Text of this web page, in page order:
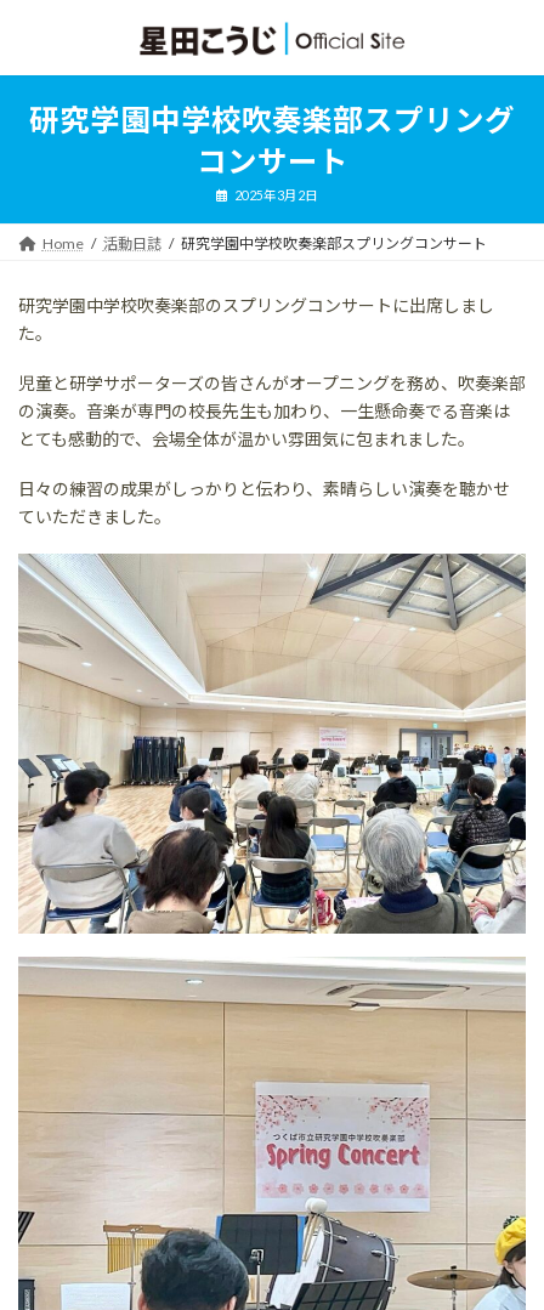
ン
ー
研究学園中学校吹奏楽部スプリング
コンサート
2025年3月2日
Home 活動日誌 研究学園中学校吹奏楽部スプリングコンサート
研究学園中学校吹奏楽部のスプリングコンサートに出席しまし
た。
児童と研学サポーターズの皆さんがオープニングを務め、吹奏楽部
の演奏。音楽が専門の校長先生も加わり、一生懸命奏でる音楽は
とても感動的で、会場全体が温かい雰囲気に包まれました。
日々の練習の成果がしっかりと伝わり、素晴らしい演奏を聴かせ
ていただきました。